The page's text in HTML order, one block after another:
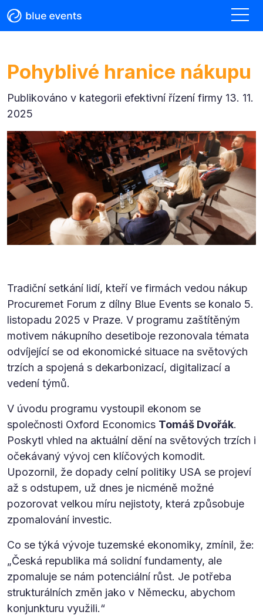
Pohyblivé hranice nákupu
Publikováno v kategorii efektivní řízení firmy 13. 11.
2025
Tradiční setkání lidí, kteří ve firmách vedou nákup
Procuremet Forum z dílny Blue Events se konalo 5.
listopadu 2025 v Praze. V programu zaštítěným
motivem nákupního desetiboje rezonovala témata
odvíjející se od ekonomické situace na světových
trzích a spojená s dekarbonizací, digitalizací a
vedení týmů.
V úvodu programu vystoupil ekonom se
společnosti Oxford Economics Tomáš Dvořák.
Poskytl vhled na aktuální dění na světových trzích i
očekávaný vývoj cen klíčových komodit.
Upozornil, že dopady celní politiky USA se projeví
až s odstupem, už dnes je nicméně možné
pozorovat velkou míru nejistoty, která způsobuje
zpomalování investic.
Co se týká vývoje tuzemské ekonomiky, zmínil, že:
„Česká republika má solidní fundamenty, ale
zpomaluje se nám potenciální růst. Je potřeba
strukturálních změn jako v Německu, abychom
konjunkturu využili.“